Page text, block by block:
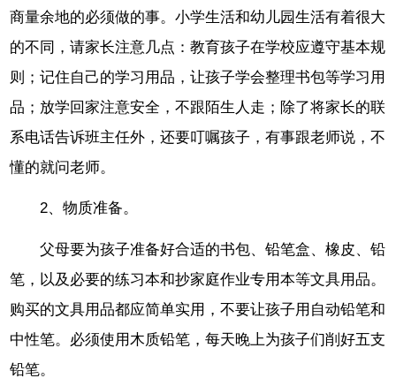
商量余地的必须做的事。小学生活和幼儿园生活有着很大
的不同，请家长注意几点：教育孩子在学校应遵守基本规
则；记住自己的学习用品，让孩子学会整理书包等学习用
品；放学回家注意安全，不跟陌生人走；除了将家长的联
系电话告诉班主任外，还要叮嘱孩子，有事跟老师说，不
懂的就问老师。
2、物质准备。
父母要为孩子准备好合适的书包、铅笔盒、橡皮、铅
笔，以及必要的练习本和抄家庭作业专用本等文具用品。
购买的文具用品都应简单实用，不要让孩子用自动铅笔和
中性笔。必须使用木质铅笔，每天晚上为孩子们削好五支
铅笔。